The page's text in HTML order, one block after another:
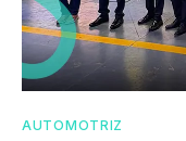
AUTOMOTRIZ